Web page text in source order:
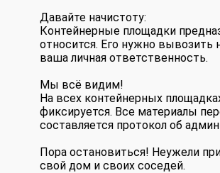
Давайте начистоту:
Контейнерные площадки
относится. Его нужно вывозить
ваша личная ответственность.
Мы всё видим!
На всех контейнерных
фиксируется. Все материалы
составляется протокол об
Пора остановиться! Неужели
свой дом и своих соседей.